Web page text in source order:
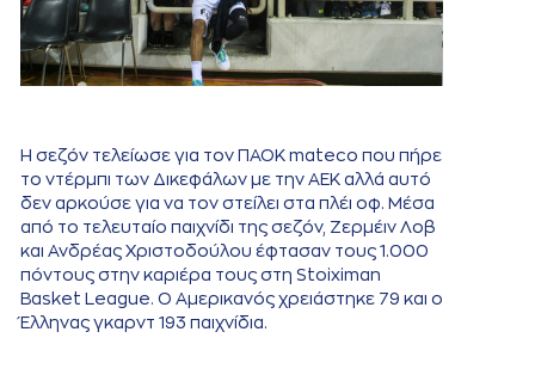
Η σεζόν τελείωσε για τον ΠΑΟΚ mateco που πήρε
το ντέρμπι των Δικεφάλων με την ΑΕΚ αλλά αυτό
δεν αρκούσε για να τον στείλει στα πλέι οφ. Μέσα
από το τελευταίο παιχνίδι της σεζόν, Ζερμέιν Λοβ
και Ανδρέας Χριστοδούλου έφτασαν τους 1.000
πόντους στην καριέρα τους στη Stoiximan
Basket League. Ο Αμερικανός χρειάστηκε 79 και ο
Έλληνας γκαρντ 193 παιχνίδια.